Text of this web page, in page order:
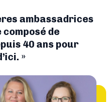
ambassadrices
composé de
40 ans pour
»